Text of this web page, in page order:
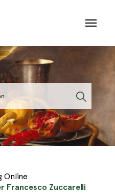
Online
Francesco Zuccarelli